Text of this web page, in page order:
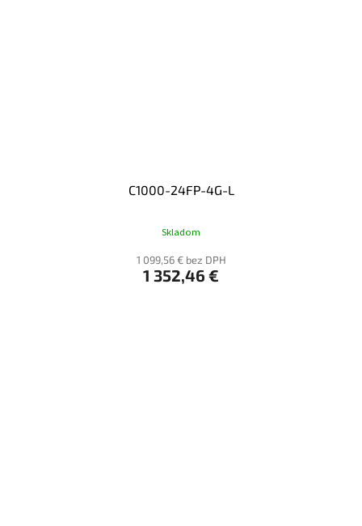
C1000-24FP-4G-L
Skladom
1 099,56 € bez DPH
1 352,46 €